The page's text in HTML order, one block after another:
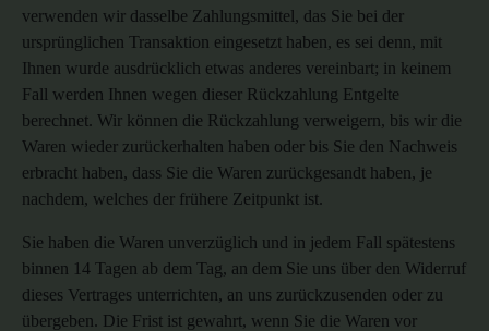
verwenden wir dasselbe Zahlungsmittel, das Sie bei der
ursprünglichen Transaktion eingesetzt haben, es sei denn, mit
Ihnen wurde ausdrücklich etwas anderes vereinbart; in keinem
Fall werden Ihnen wegen dieser Rückzahlung Entgelte
berechnet. Wir können die Rückzahlung verweigern, bis wir die
Waren wieder zurückerhalten haben oder bis Sie den Nachweis
erbracht haben, dass Sie die Waren zurückgesandt haben, je
nachdem, welches der frühere Zeitpunkt ist.
Sie haben die Waren unverzüglich und in jedem Fall spätestens
binnen 14 Tagen ab dem Tag, an dem Sie uns über den Widerruf
dieses Vertrages unterrichten, an uns zurückzusenden oder zu
übergeben. Die Frist ist gewahrt, wenn Sie die Waren vor